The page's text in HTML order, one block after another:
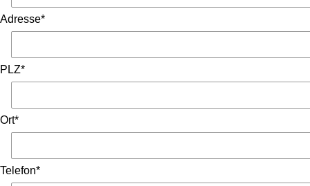
Adresse*
PLZ*
Ort*
Telefon*